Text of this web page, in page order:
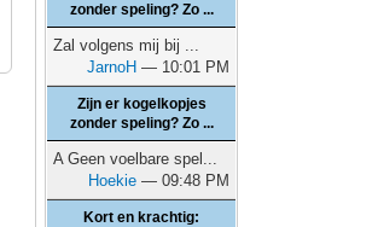
zonder speling? Zo ...
Zal volgens mij bij ...
JarnoH — 10:01 PM
Zijn er kogelkopjes
zonder speling? Zo ...
A Geen voelbare spel...
Hoekie — 09:48 PM
Kort en krachtig: